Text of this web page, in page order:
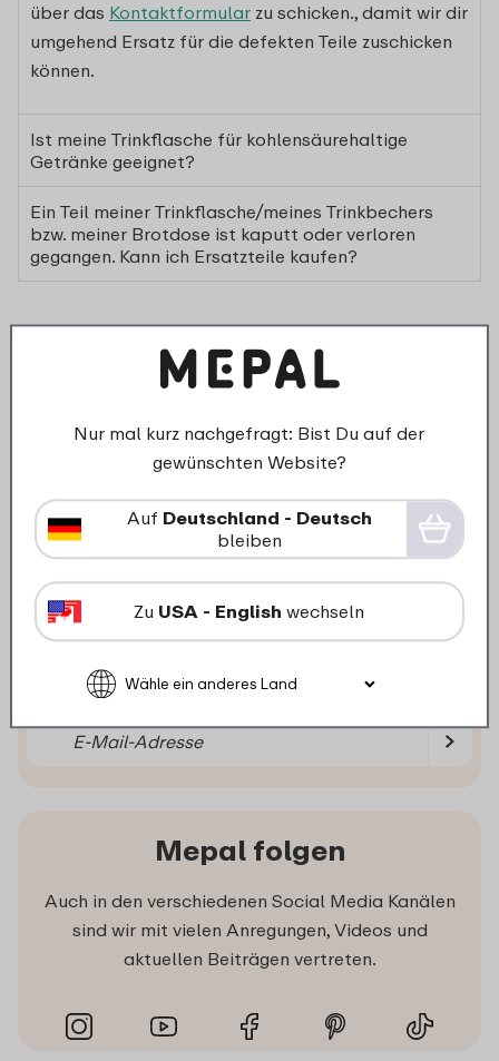
über das Kontaktformular zu schicken., damit wir dir
umgehend Ersatz für die defekten Teile zuschicken
können.
Ist meine Trinkflasche für kohlensäurehaltige
Getränke geeignet?
Ein Teil meiner Trinkflasche/meines Trinkbechers
bzw. meiner Brotdose ist kaputt oder verloren
gegangen. Kann ich Ersatzteile kaufen?
Was unsere Kunden sagen
Kunden bewerten uns im Durchschnitt
mit einer Bewertung von:
Bleib informiert!
Melde Dich jetzt für unseren Newsletter an,
randvoll mit Anregungen, Neuigkeiten und
Angeboten.
Mepal folgen
Auch in den verschiedenen Social Media Kanälen
sind wir mit vielen Anregungen, Videos und
aktuellen Beiträgen vertreten.
Nur mal kurz nachgefragt: Bist Du auf der
gewünschten Website?
Auf Deutschland - Deutsch
bleiben
Zu USA - English wechseln